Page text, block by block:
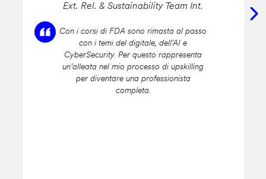
Ext. Rel. & Sustainability Team Int.
Con i corsi di FDA sono rimasta al passo
con i temi del digitale, dell’AI e
CyberSecurity. Per questo rappresenta
un’alleata nel mio processo di upskilling
per diventare una professionista
completa.